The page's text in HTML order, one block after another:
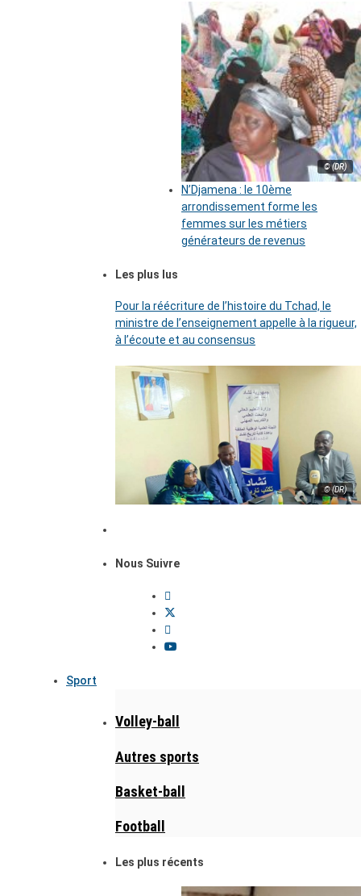
© (DR)
N’Djamena : le 10ème
arrondissement forme les
femmes sur les métiers
générateurs de revenus
Les plus lus
Pour la réécriture de l’histoire du Tchad, le
ministre de l’enseignement appelle à la rigueur,
à l’écoute et au consensus
© (DR)
Nous Suivre
Sport
Volley-ball
Autres sports
Basket-ball
Football
Les plus récents